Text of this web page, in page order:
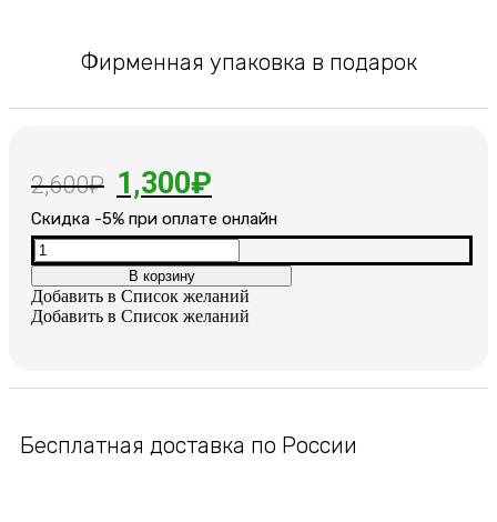
Фирменная упаковка в подарок
2,600₽ Первоначальная
цена
составляла
2,600₽.
1,300₽
цена:
1,300₽.
Cкидка -5% при оплате онлайн
Количество
товара
Серьги
позолоченные
В корзину
Добавить в Список желаний
Добавить в Список желаний
Бесплатная доставка по России